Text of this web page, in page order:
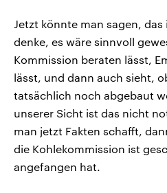
Jetzt könnte man sagen,
denke, es wäre sinnvoll
Kommission beraten lässt,
lässt, und dann auch sieht,
tatsächlich noch abgebaut
unserer Sicht ist das nicht
man jetzt Fakten schafft,
die Kohlekommission ist
angefangen hat.